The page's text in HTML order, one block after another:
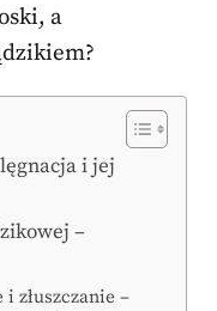
a
i jej
–
złuszczanie –